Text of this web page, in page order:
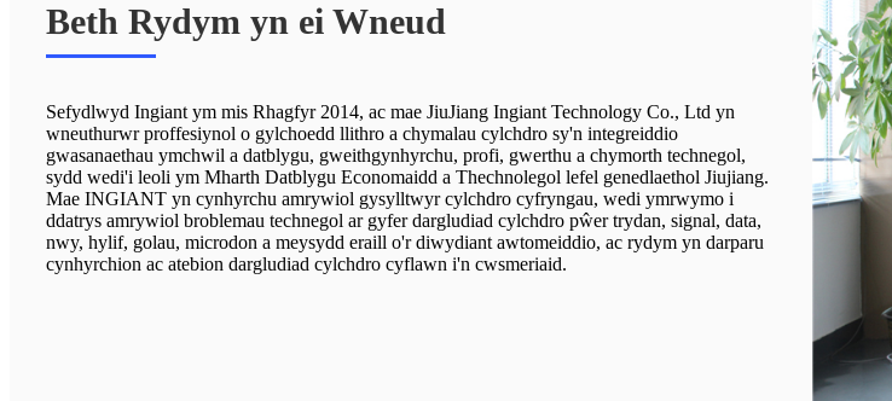
Beth Rydym yn ei Wneud
Sefydlwyd Ingiant ym mis Rhagfyr 2014, ac mae JiuJiang Ingiant Technology Co., Ltd yn
wneuthurwr proffesiynol o gylchoedd llithro a chymalau cylchdro sy'n integreiddio
gwasanaethau ymchwil a datblygu, gweithgynhyrchu, profi, gwerthu a chymorth technegol,
sydd wedi'i leoli ym Mharth Datblygu Economaidd a Thechnolegol lefel genedlaethol Jiujiang.
Mae INGIANT yn cynhyrchu amrywiol gysylltwyr cylchdro cyfryngau, wedi ymrwymo i
ddatrys amrywiol broblemau technegol ar gyfer dargludiad cylchdro pŵer trydan, signal, data,
nwy, hylif, golau, microdon a meysydd eraill o'r diwydiant awtomeiddio, ac rydym yn darparu
cynhyrchion ac atebion dargludiad cylchdro cyflawn i'n cwsmeriaid.